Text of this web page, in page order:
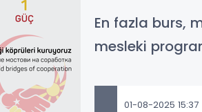
En fazla burs,
mesleki
01-08-2025 15:37